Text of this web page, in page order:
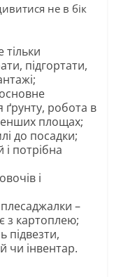
не в бік
підгортати,
робота в
площах;
до посадки;
потрібна
і
–
з картоплею;
підвезти,
чи інвентар.